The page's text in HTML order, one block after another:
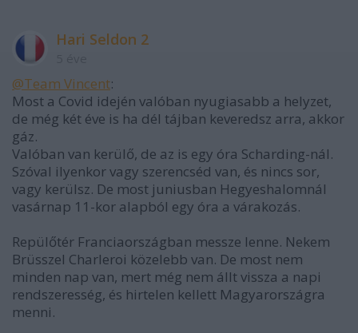
Hari Seldon 2
@Team Vincent:
Most a Covid idején valóban nyugiasabb a helyzet,
de még két éve is ha dél tájban keveredsz arra, akkor
gáz.
Valóban van kerülő, de az is egy óra Scharding-nál.
Szóval ilyenkor vagy szerencséd van, és nincs sor,
vagy kerülsz. De most juniusban Hegyeshalomnál
vasárnap 11-kor alapból egy óra a várakozás.
Repülőtér Franciaországban messze lenne. Nekem
Brüsszel Charleroi közelebb van. De most nem
minden nap van, mert még nem állt vissza a napi
rendszeresség, és hirtelen kellett Magyarországra
menni.